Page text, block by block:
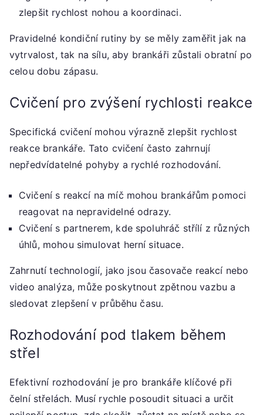
zlepšit rychlost nohou a koordinaci.
Pravidelné kondiční rutiny by se měly zaměřit jak na
vytrvalost, tak na sílu, aby brankáři zůstali obratní po
celou dobu zápasu.
Cvičení pro zvýšení rychlosti reakce
Specifická cvičení mohou výrazně zlepšit rychlost
reakce brankáře. Tato cvičení často zahrnují
nepředvídatelné pohyby a rychlé rozhodování.
Cvičení s reakcí na míč mohou brankářům pomoci
reagovat na nepravidelné odrazy.
Cvičení s partnerem, kde spoluhráč střílí z různých
úhlů, mohou simulovat herní situace.
Zahrnutí technologií, jako jsou časovače reakcí nebo
video analýza, může poskytnout zpětnou vazbu a
sledovat zlepšení v průběhu času.
Rozhodování pod tlakem během
střel
Efektivní rozhodování je pro brankáře klíčové při
čelní střelách. Musí rychle posoudit situaci a určit